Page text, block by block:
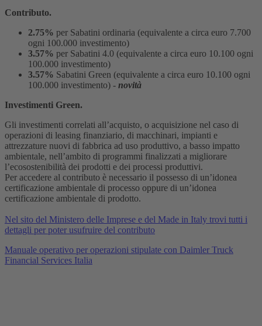
Contributo.
2.75% per Sabatini ordinaria (equivalente a circa euro 7.700
ogni 100.000 investimento)
3.57% per Sabatini 4.0 (equivalente a circa euro 10.100 ogni
100.000 investimento)
3.57% Sabatini Green (equivalente a circa euro 10.100 ogni
100.000 investimento) - novità
Investimenti Green.
Gli investimenti correlati all’acquisto, o acquisizione nel caso di
operazioni di leasing finanziario, di macchinari, impianti e
attrezzature nuovi di fabbrica ad uso produttivo, a basso impatto
ambientale, nell’ambito di programmi finalizzati a migliorare
l’ecosostenibilità dei prodotti e dei processi produttivi.
Per accedere al contributo è necessario il possesso di un’idonea
certificazione ambientale di processo oppure di un’idonea
certificazione ambientale di prodotto.
Nel sito del Ministero delle Imprese e del Made in Italy trovi tutti i
dettagli per poter usufruire del contributo
Manuale operativo per operazioni stipulate con Daimler Truck
Financial Services Italia